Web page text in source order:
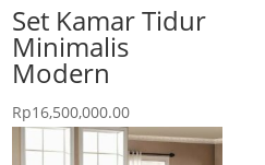
Set Kamar Tidur
Minimalis
Modern
Rp16,500,000.00